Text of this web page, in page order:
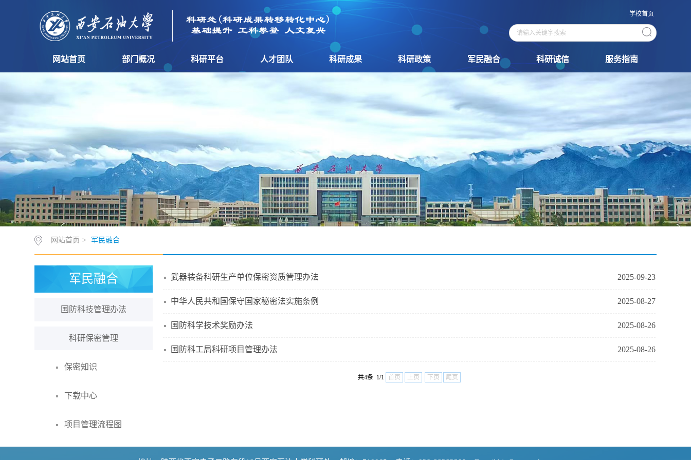
学校首页
网站首页 部门概况 科研平台 人才团队 科研成果 科研政策 军民融合 科研诚信 服务指南
网站首页 > 军民融合
军民融合
国防科技管理办法
科研保密管理
保密知识
下载中心
项目管理流程图
2025-09-23
武器装备科研生产单位保密资质管理办法
2025-08-27
中华人民共和国保守国家秘密法实施条例
2025-08-26
国防科学技术奖励办法
2025-08-26
国防科工局科研项目管理办法
共4条 1/1 首页 上页 下页 尾页